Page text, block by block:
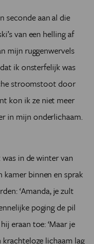
seconde aan al die
van een helling af
mijn ruggenwervels
ik onsterfelijk was
stroomstoot door
kon ik ze niet meer
in mijn onderlichaam.
in de winter van
kamer binnen en sprak
‘Amanda, je zult
poging de pil
eraan toe: ‘Maar je
krachteloze lichaam lag